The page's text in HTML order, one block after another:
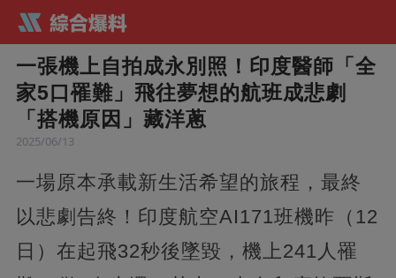
一張機上自拍成永別照！印度醫師「全
家5口罹難」飛往夢想的航班成悲劇
「搭機原因」藏洋蔥
2025/06/13
一場原本承載新生活希望的旅程，最終
以悲劇告終！印度航空AI171班機昨（12
日）在起飛32秒後墜毀，機上241人罹